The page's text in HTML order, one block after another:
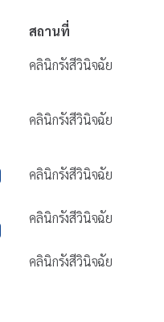
สถานที่
คลินิกรังสีวินิจฉัย
คลินิกรังสีวินิจฉัย
คลินิกรังสีวินิจฉัย
คลินิกรังสีวินิจฉัย
คลินิกรังสีวินิจฉัย